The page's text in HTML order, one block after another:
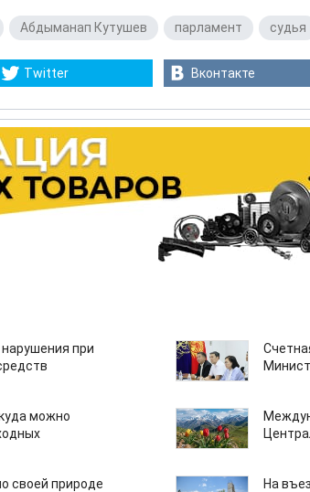
Абдыманап Кутушев парламент судья
Twitter Вконтакте
при
можно
своей природе
На